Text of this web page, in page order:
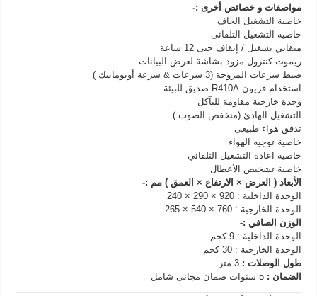
مواصفات و خصائص أخرى :-
خاصية التشغيل الجاف
خاصية التشغيل التلقائى
ميقاتي تشغيل / إيقاف حتى 12 ساعة
ريموت كنترول مزود بشاشة لعرض البيانات
ضبط سرعات المروحة (3 سرعات & سرعة أوتوماتيك )
استخدام فريون R410A صديق للبيئة
وحدة خارجية مقاومة للتآكل
التشغيل الهادئ (منخفض الصوت )
تدفق هواء طبيعى
خاصية توجيه الهواء
خاصية اعادة التشغيل التلقائي
خاصية تشخيص الأعطال
الأبعاد ( العرض × الارتفاع × العمق ) مم :-
الوحدة الداخلية : 920 × 290 × 240
الوحدة الخارجية : 760 × 540 × 265
الوزن الصافي :-
الوحدة الداخلية : 9 كجم
الوحدة الخارجية : 30 كجم
طول الوصلات : 3 متر
الضمان : 5 سنوات ضمان مجانى شامل